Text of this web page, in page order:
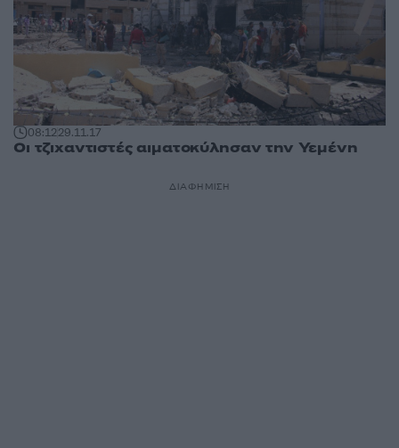
08:1229.11.17
Οι τζιχαντιστές αιματοκύλησαν την Υεμένη
ΔΙΑΦΗΜΙΣΗ